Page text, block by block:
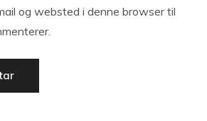
og websted i denne browser til